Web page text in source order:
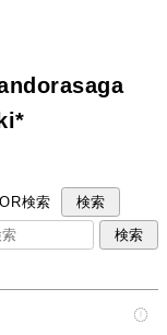
OR検索